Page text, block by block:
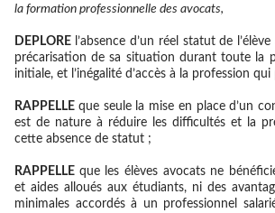
la formation professionnelle des avocats,
DEPLORE l’absence d’un réel statut de
précarisation de sa situation durant toute la
initiale, et l’inégalité d’accès à la profession
RAPPELLE que seule la mise en place d’un
est de nature à réduire les difficultés et la
cette absence de statut ;
RAPPELLE que les élèves avocats ne
et aides alloués aux étudiants, ni des
minimales accordés à un professionnel